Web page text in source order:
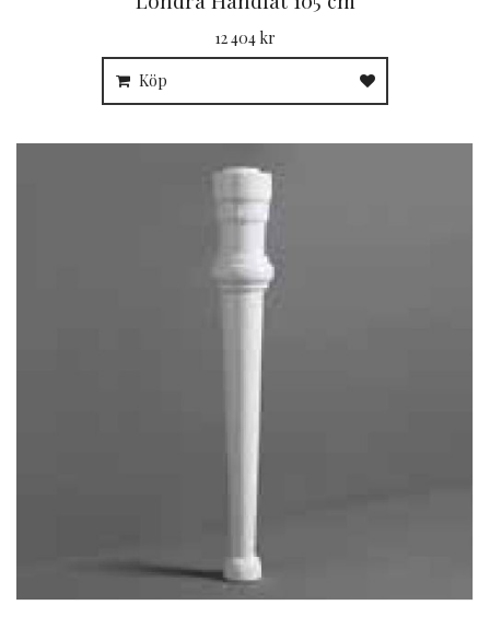
12 404 kr
Köp